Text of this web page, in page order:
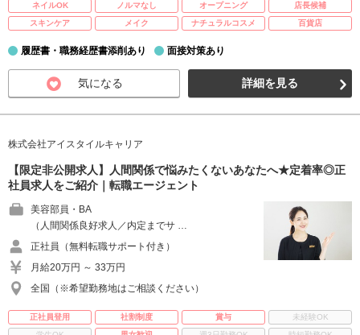
ネイルOK
ノルマなし オープニング
店長候補
スキンケア
メイク ナチュラルコスメ 百貨店
履歴書・職務経歴書添削あり 面接対策あり
気になる 詳細を見る
株式会社アイスタイルキャリア
【限定非公開求人】人間関係で悩みたくないあなたへ★定着率◎正
社員求人をご紹介｜転職エージェント
美容部員・BA
（人間関係良好求人／内定までサ …
正社員（無料転職サポート付き）
月給20万円 ～ 33万円
全国（※希望勤務地はご相談ください）
正社員登用 社割制度 賞与
未経験OK